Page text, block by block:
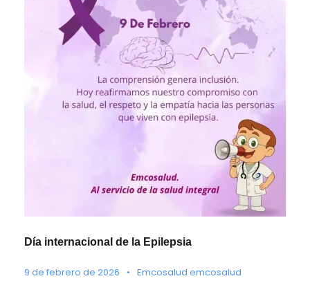
Día internacional de la Epilepsia
9 de febrero de 2026 • Emcosalud emcosalud